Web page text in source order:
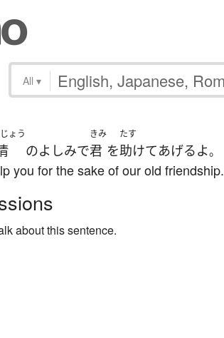
All ▾
ょう
のよしみで
きみ
君 を
たす
助けてあげるよ。
you for the sake of our old friendship.
about this sentence.